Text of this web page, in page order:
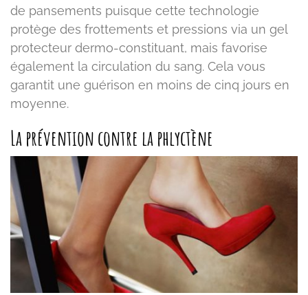
de pansements puisque cette technologie
protège des frottements et pressions via un gel
protecteur dermo-constituant, mais favorise
également la circulation du sang. Cela vous
garantit une guérison en moins de cinq jours en
moyenne.
La prévention contre la phlyctène